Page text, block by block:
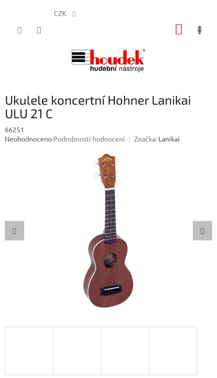
CZK
Ukulele koncertní Hohner Lanikai
ULU 21 C
66251
Průměrné
Neohodnoceno Podrobnosti hodnocení Značka: Lanikai